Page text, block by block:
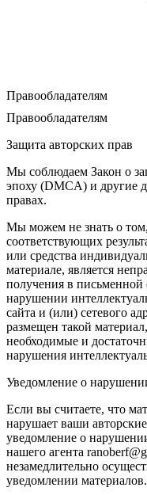
Правообладателям
Правообладателям
Защита авторских прав
Мы соблюдаем Закон о
эпоху (DMCA) и другие
правах.
Мы можем не знать о
соответствующих
или средства
материале, является
получения в письменной
нарушении
сайта и (или) сетевого
размещен такой
необходимые и
нарушения
Уведомление о
Если вы считаете, что
нарушает ваши
уведомление о
нашего агента
незамедлительно
уведомлении материалов.